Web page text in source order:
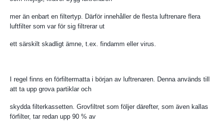
mer än enbart en filtertyp. Därför innehåller de flesta luftrenare flera
luftfilter som var för sig filtrerar ut
ett särskilt skadligt ämne, t.ex. findamm eller virus.
I regel finns en förfiltermatta i början av luftrenaren. Denna används till
att ta upp grova partiklar och
skydda filterkassetten. Grovfiltret som följer därefter, som även kallas
förfilter, tar redan upp 90 % av